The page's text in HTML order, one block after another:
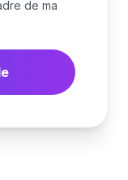
de ma